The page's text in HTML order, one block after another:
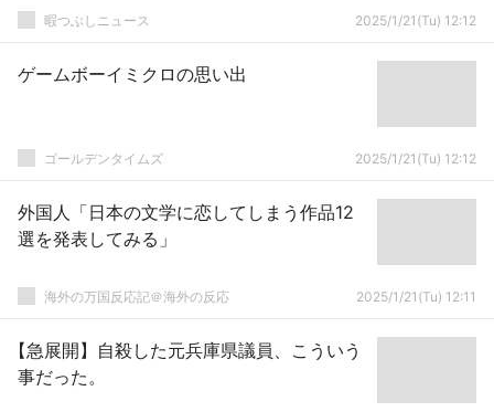
暇つぶしニュース 2025/1/21(Tu) 12:12
ゲームボーイミクロの思い出
ゴールデンタイムズ 2025/1/21(Tu) 12:12
外国人「日本の文学に恋してしまう作品12
選を発表してみる」
海外の万国反応記＠海外の反応 2025/1/21(Tu) 12:11
【急展開】自殺した元兵庫県議員、こういう
事だった。